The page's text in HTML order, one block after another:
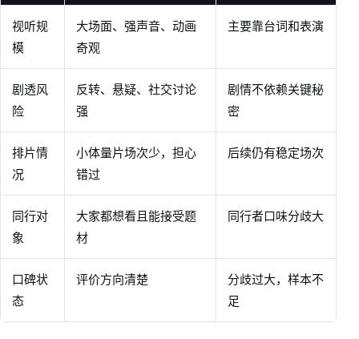
视听规
模
大场面、强声音、动画
奇观
主要靠台词和表演
剧透风
险
反转、悬疑、社交讨论
强
剧情不依赖关键秘
密
排片情
况
小体量片场次少，担心
错过
后续仍有稳定场次
同行对
象
大家都想看且能接受题
材
同行者口味分歧大
口碑状
态
评价方向清楚
分歧过大，样本不
足